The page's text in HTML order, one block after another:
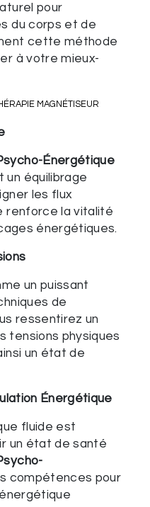
pour
du corps et de
cette méthode
à votre mieux-
MAGNÉTISEUR
Énergétique
un équilibrage
les flux
renforce la vitalité
énergétiques.
un puissant
de
ressentirez un
tensions physiques
un état de
Énergétique
fluide est
un état de santé
compétences pour